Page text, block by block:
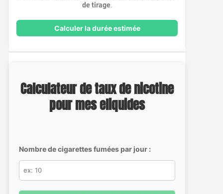
de tirage.
Calculer la durée estimée
Calculateur de taux de nicotine
pour mes eliquides
Nombre de cigarettes fumées par jour :